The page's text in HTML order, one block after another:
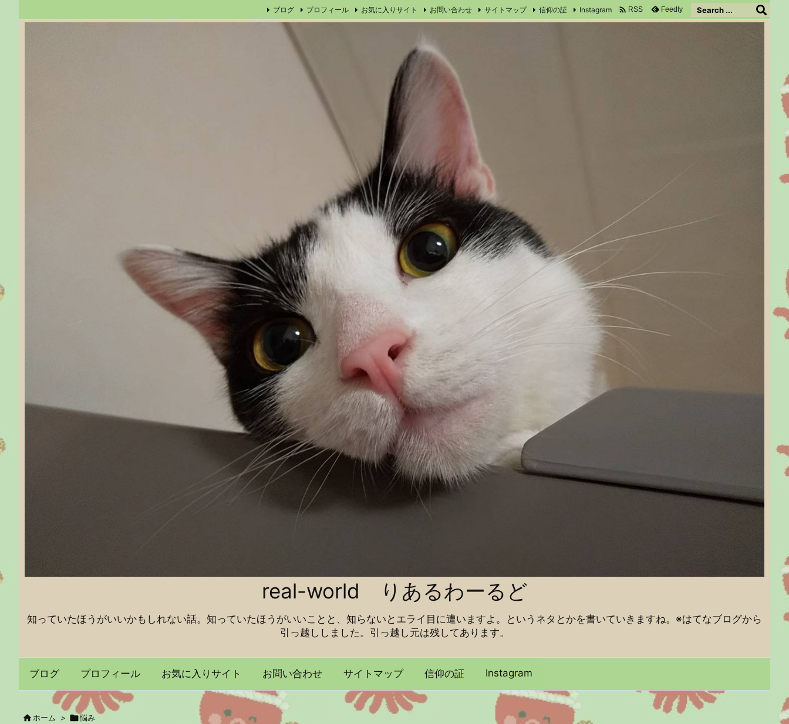
real-world りあるわーるど
知っていたほうがいいかもしれない話。知っていたほうがいいことと、知らないとエライ目に遭いますよ。というネタとかを書いていきますね。※はてなブログから
引っ越ししました。引っ越し元は残してあります。
ブログ プロフィール お気に入りサイト お問い合わせ サイトマップ 信仰の証 Instagram
ブログ プロフィール お気に入りサイト お問い合わせ サイトマップ 信仰の証 Instagram  RSS Feedly
ホーム > 悩み